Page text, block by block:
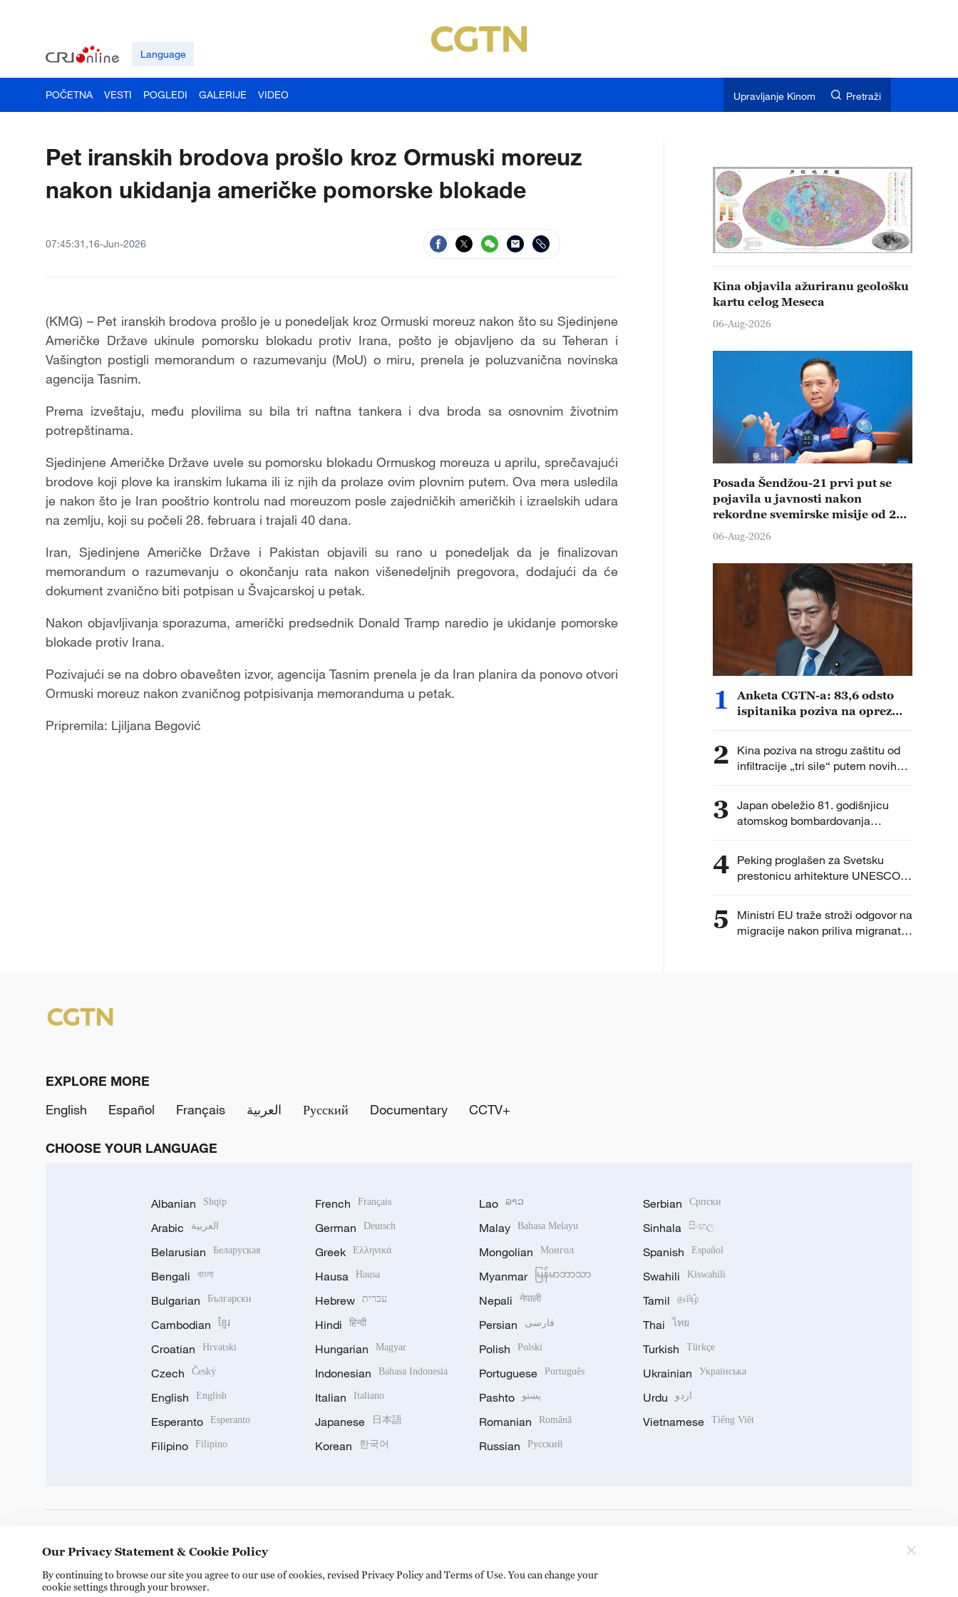
Language
POČETNA VESTI POGLEDI GALERIJE VIDEO Upravljanje Kinom Pretraži
Pet iranskih brodova prošlo kroz Ormuski moreuz
nakon ukidanja američke pomorske blokade
07:45:31,16-Jun-2026
(KMG) – Pet iranskih brodova prošlo je u ponedeljak kroz Ormuski moreuz nakon što su Sjedinjene
Američke Države ukinule pomorsku blokadu protiv Irana, pošto je objavljeno da su Teheran i
Vašington postigli memorandum o razumevanju (MoU) o miru, prenela je poluzvanična novinska
agencija Tasnim.
Prema izveštaju, među plovilima su bila tri naftna tankera i dva broda sa osnovnim životnim
potrepštinama.
Sjedinjene Američke Države uvele su pomorsku blokadu Ormuskog moreuza u aprilu, sprečavajući
brodove koji plove ka iranskim lukama ili iz njih da prolaze ovim plovnim putem. Ova mera usledila
je nakon što je Iran pooštrio kontrolu nad moreuzom posle zajedničkih američkih i izraelskih udara
na zemlju, koji su počeli 28. februara i trajali 40 dana.
Iran, Sjedinjene Američke Države i Pakistan objavili su rano u ponedeljak da je finalizovan
memorandum o razumevanju o okončanju rata nakon višenedeljnih pregovora, dodajući da će
dokument zvanično biti potpisan u Švajcarskoj u petak.
Nakon objavljivanja sporazuma, američki predsednik Donald Tramp naredio je ukidanje pomorske
blokade protiv Irana.
Pozivajući se na dobro obavešten izvor, agencija Tasnim prenela je da Iran planira da ponovo otvori
Ormuski moreuz nakon zvaničnog potpisivanja memoranduma u petak.
Pripremila: Ljiljana Begović
Kina objavila ažuriranu geološku
kartu celog Meseca
06-Aug-2026
Posada Šendžou-21 prvi put se
pojavila u javnosti nakon
rekordne svemirske misije od 210
dana
06-Aug-2026
1
Anketa CGTN-a: 83,6 odsto
ispitanika poziva na oprez
2
Kina poziva na strogu zaštitu od
infiltracije „tri sile“ putem novih
tehnologija
3 Japan obeležio 81. godišnjicu
atomskog bombardovanja
Hirošime uz debatu o nuklearnoj
4 Peking proglašen za Svetsku
prestonicu arhitekture UNESCO-
UIA za 2029. godinu
5
Ministri EU traže stroži odgovor na
migracije nakon priliva migranata
EXPLORE MORE
English
Español Français العربية Русский Documentary CCTV+
CHOOSE YOUR LANGUAGE
Albanian Shqip
Arabic العربية
Belarusian Беларуская
Bengali বাংলা
Bulgarian Български
Cambodian ខ្មែរ
Croatian Hrvatski
Czech Český
English English
Esperanto Esperanto
Filipino Filipino
French Français
German Deutsch
Greek Ελληνικά
Hausa Hausa
Hebrew עברית
Hindi हिन्दी
Hungarian Magyar
Indonesian Bahasa Indonesia
Italian Italiano
Japanese 日本語
Korean 한국어
Lao ລາວ
Malay Bahasa Melayu
Mongolian Монгол
Myanmar မြန်မာဘာသာ
Nepali नेपाली
Persian فارسی
Polish Polski
Portuguese Português
Pashto پښتو
Romanian Română
Russian Русский
Serbian Српски
Sinhala සිංහල
Spanish Español
Swahili Kiswahili
Tamil தமிழ்
Thai ไทย
Turkish Türkçe
Ukrainian Українська
Urdu اردو
Vietnamese Tiếng Việt
Our Privacy Statement & Cookie Policy
By continuing to browse our site you agree to our use of cookies, revised Privacy Policy and Terms of Use. You can change your
cookie settings through your browser.